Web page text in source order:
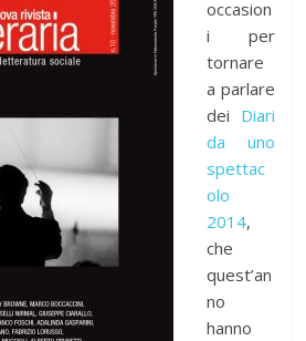
occasion
i per
tornare
a parlare
dei Diari
da uno
spettac
olo
2014,
che
quest’an
no
hanno